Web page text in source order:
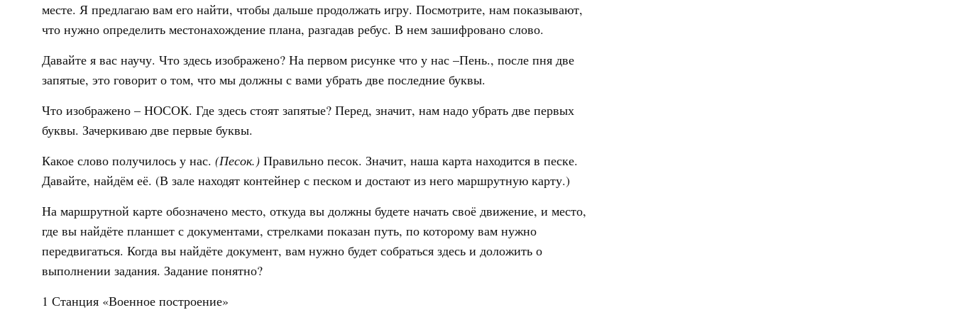
месте. Я предлагаю вам его найти, чтобы дальше продолжать игру. Посмотрите, нам показывают,
что нужно определить местонахождение плана, разгадав ребус. В нем зашифровано слово.
Давайте я вас научу. Что здесь изображено? На первом рисунке что у нас –Пень., после пня две
запятые, это говорит о том, что мы должны с вами убрать две последние буквы.
Что изображено – НОСОК. Где здесь стоят запятые? Перед, значит, нам надо убрать две первых
буквы. Зачеркиваю две первые буквы.
Какое слово получилось у нас. (Песок.) Правильно песок. Значит, наша карта находится в песке.
Давайте, найдём её. (В зале находят контейнер с песком и достают из него маршрутную карту.)
На маршрутной карте обозначено место, откуда вы должны будете начать своё движение, и место,
где вы найдёте планшет с документами, стрелками показан путь, по которому вам нужно
передвигаться. Когда вы найдёте документ, вам нужно будет собраться здесь и доложить о
выполнении задания. Задание понятно?
1 Станция «Военное построение»